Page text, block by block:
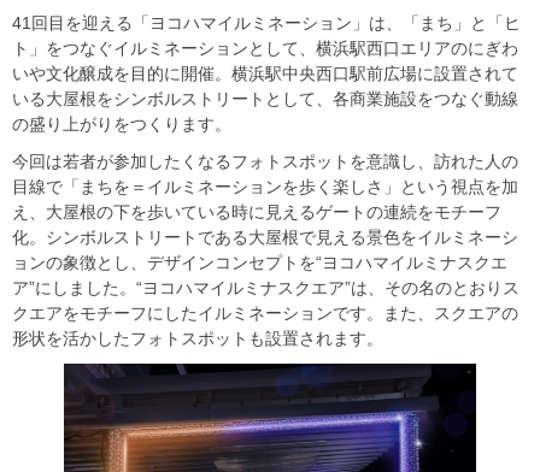
41回目を迎える「ヨコハマイルミネーション」は、「まち」と「ヒ
ト」をつなぐイルミネーションとして、横浜駅西口エリアのにぎわ
いや文化醸成を目的に開催。横浜駅中央西口駅前広場に設置されて
いる大屋根をシンボルストリートとして、各商業施設をつなぐ動線
の盛り上がりをつくります。
今回は若者が参加したくなるフォトスポットを意識し、訪れた人の
目線で「まちを＝イルミネーションを歩く楽しさ」という視点を加
え、大屋根の下を歩いている時に見えるゲートの連続をモチーフ
化。シンボルストリートである大屋根で見える景色をイルミネーシ
ョンの象徴とし、デザインコンセプトを“ヨコハマイルミナスクエ
ア”にしました。“ヨコハマイルミナスクエア”は、その名のとおりス
クエアをモチーフにしたイルミネーションです。また、スクエアの
形状を活かしたフォトスポットも設置されます。